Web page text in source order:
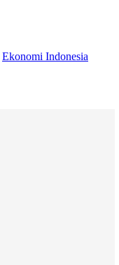
Ekonomi Indonesia